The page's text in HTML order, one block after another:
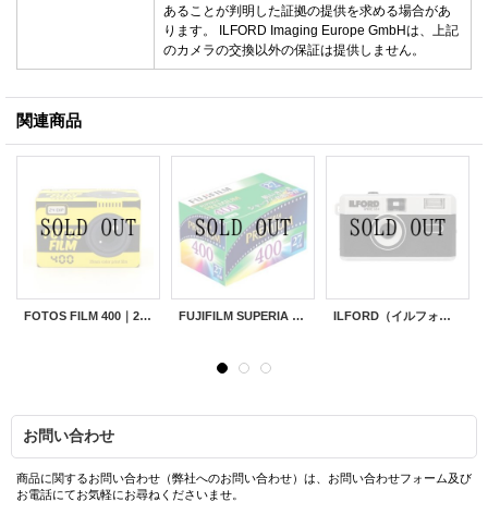
あることが判明した証拠の提供を求める場合があ
ります。 ILFORD Imaging Europe GmbHは、上記
のカメラの交換以外の保証は提供しません。
関連商品
FOTOS FILM 400｜24枚撮り FUJIFILM SUPERIA PREMIUM 400｜27枚撮り ILFORD（イルフォード）SPRITE 35-II フィルムカメラ｜シルバータイプ
お問い合わせ
商品に関するお問い合わせ（弊社へのお問い合わせ）は、お問い合わせフォーム及び
お電話にてお気軽にお尋ねくださいませ。